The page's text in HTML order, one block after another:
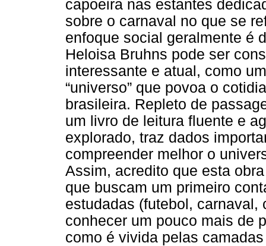
capoeira nas estantes
sobre o carnaval no que se
enfoque social geralmente é
Heloisa Bruhns pode ser
interessante e atual, como
“universo” que povoa o
brasileira. Repleto de
um livro de leitura fluente e
explorado, traz dados
compreender melhor o
Assim, acredito que esta
que buscam um primeiro
estudadas (futebol, carnaval,
conhecer um pouco mais de
como é vivida pelas